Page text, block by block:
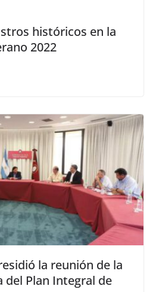
históricos en la
2022
la reunión de la
del Plan Integral de